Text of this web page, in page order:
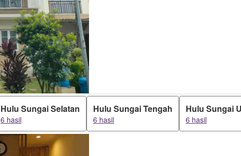
Hulu Sungai Selatan
6 hasil
Hulu Sungai Tengah
6 hasil
Hulu Sungai
6 hasil